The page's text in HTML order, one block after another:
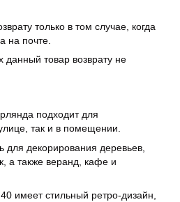
только в том случае, когда
на почте.
данный товар возврату не
подходит для
так и в помещении.
для декорирования деревьев,
а также веранд, кафе и
имеет стильный ретро-дизайн,